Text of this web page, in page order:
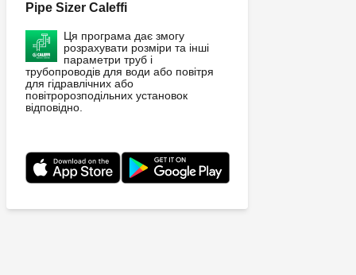
Pipe Sizer Caleffi
Ця програма дає змогу
розрахувати розміри та інші
параметри труб і
трубопроводів для води або повітря
для гідравлічних або
повітророзподільних установок
відповідно.